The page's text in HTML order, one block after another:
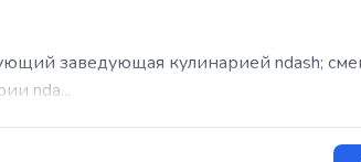
заведующая кулинарией ndash;
nda...